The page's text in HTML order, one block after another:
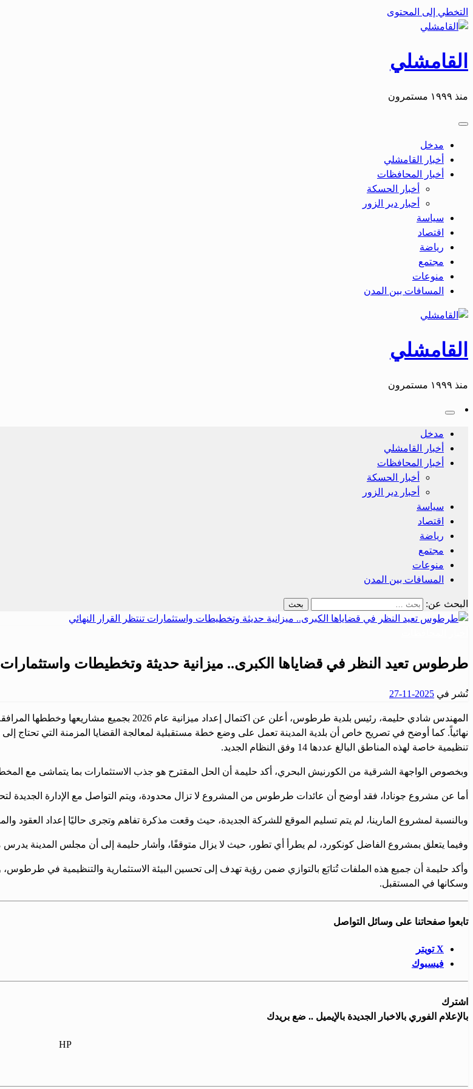
التخطي إلى المحتوى
القامشلي
منذ ١٩٩٩ مستمرون
مدخل
أخبار القامشلي
أخبار المحافظات
أخبار الحسكة
أحبار دير الزور
سياسة
اقتصاد
رياضة
مجتمع
منوعات
المسافات بين المدن
القامشلي
منذ ١٩٩٩ مستمرون
مدخل
أخبار القامشلي
أخبار المحافظات
أخبار الحسكة
أحبار دير الزور
سياسة
اقتصاد
رياضة
مجتمع
منوعات
المسافات بين المدن
البحث عن:
طرطوس تعيد النظر في قضاياها الكبرى.. ميزانية حديثة وتخطيطات واستثمارات
نُشر في 2025-11-27
المهندس شادي حليمة، رئيس بلدية طرطوس، أعلن عن اكتمال
نهائياً. كما أوضح في تصريح خاص أن بلدية المدينة تعمل على وضع خطة مستقبلية لمعالجة القضايا المزمنة التي تحتاج
تنظيمية خاصة لهذه المناطق البالغ عددها 14 وفق النظام الجديد.
وبخصوص الواجهة الشرقية من الكورنيش البحري، أكد حليمة أن الحل المقترح هو جذب الاستثمارات بما يتماشى مع
أما عن مشروع جونادا، فقد أوضح أن عائدات طرطوس من المشروع لا تزال محدودة، ويتم التواصل مع الإدارة الجديدة
وبالنسبة لمشروع المارينا، لم يتم تسليم الموقع للشركة الجديدة، حيث وقعت مذكرة تفاهم وتجرى حاليًا إعداد العقود
وفيما يتعلق بمشروع الفاضل كونكورد، لم يطرأ أي تطور، حيث لا يزال متوقفًا، وأشار حليمة إلى أن مجلس المدينة
وأكد حليمة أن جميع هذه الملفات تُتابَع بالتوازي ضمن رؤية تهدف إلى تحسين البيئة الاستثمارية والتنظيمية في طرطوس،
وسكانها في المستقبل.
تابعوا صفحاتنا على وسائل التواصل
X تويتر
فيسبوك
اشترك
بالإعلام الفوري بالاخبار الجديدة بالإيميل .. ضع بريدك
HP